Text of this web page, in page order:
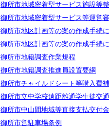
御所市地域密着型サービス施設等
御所市地域密着型サービス等運営
御所市地区計画等の案の作成手続
御所市地区計画等の案の作成手続
御所市地籍調査作業規程
御所市地籍調査推進員設置要綱
御所市チャイルドシート等購入費
御所市立中学校遠距離通学生徒交
御所市中山間地域等直接支払交付
御所市営駐車場条例